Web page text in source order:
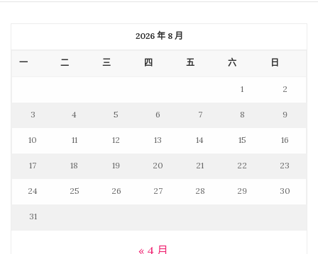
2026 年 8 月
一 二 三 四 五 六 日
1 2
3 4 5 6 7 8 9
10 11 12 13 14 15 16
17 18 19 20 21 22 23
24 25 26 27 28 29 30
31
« 4 月